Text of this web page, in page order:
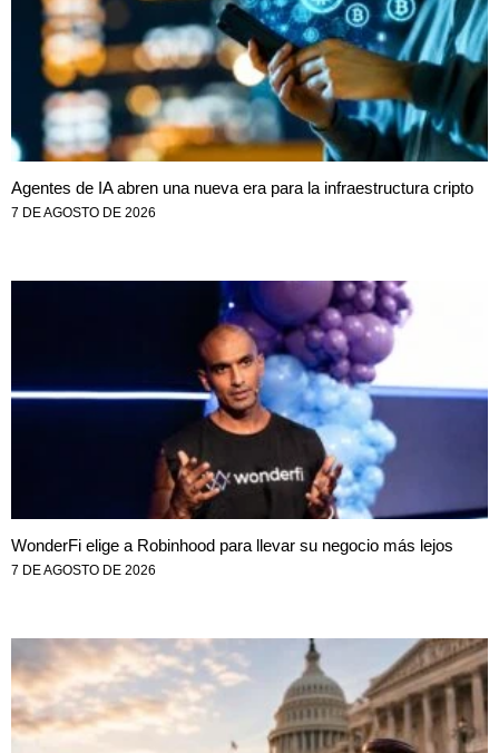
Agentes de IA abren una nueva era para la infraestructura cripto
7 DE AGOSTO DE 2026
WonderFi elige a Robinhood para llevar su negocio más lejos
7 DE AGOSTO DE 2026